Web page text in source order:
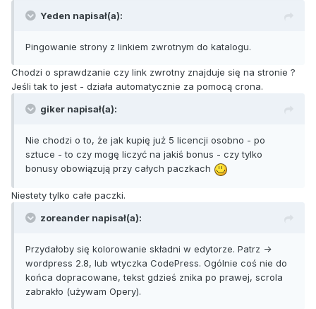
Yeden napisał(a):
Pingowanie strony z linkiem zwrotnym do katalogu.
Chodzi o sprawdzanie czy link zwrotny znajduje się na stronie ?
Jeśli tak to jest - działa automatycznie za pomocą crona.
giker napisał(a):
Nie chodzi o to, że jak kupię już 5 licencji osobno - po
sztuce - to czy mogę liczyć na jakiś bonus - czy tylko
bonusy obowiązują przy całych paczkach
Niestety tylko całe paczki.
zoreander napisał(a):
Przydałoby się kolorowanie składni w edytorze. Patrz ->
wordpress 2.8, lub wtyczka CodePress. Ogólnie coś nie do
końca dopracowane, tekst gdzieś znika po prawej, scrola
zabrakło (używam Opery).